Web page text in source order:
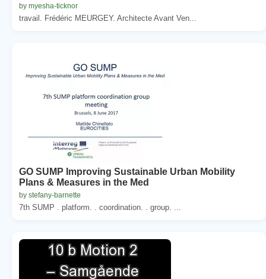
by myesha-ticknor
travail. Frédéric MEURGEY. Architecte Avant Ven...
GO SUMP Improving Sustainable Urban Mobility
Plans & Measures in the Med
by stefany-barnette
7th SUMP . platform. . coordination. . group. ...